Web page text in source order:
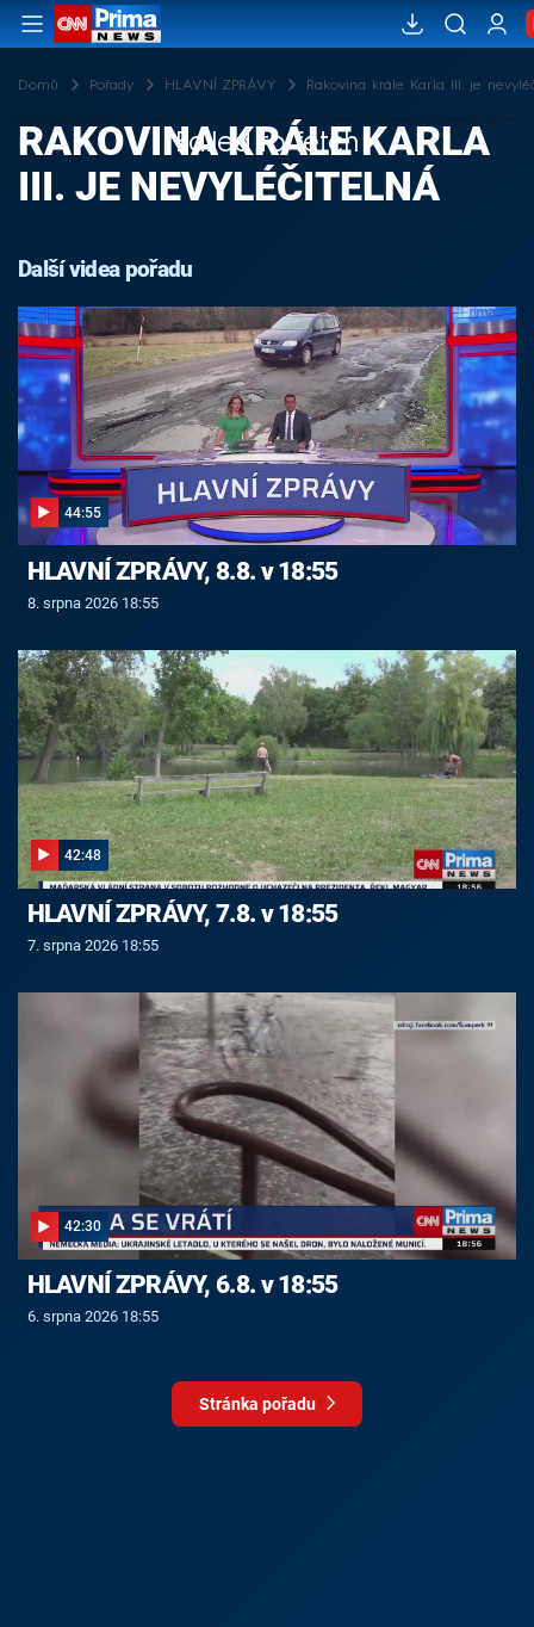
Domů Pořady HLAVNÍ ZPRÁVY Rakovina krále Karla III. je
Failed to fetch
RAKOVINA KRÁLE KARLA
III. JE NEVYLÉČITELNÁ
Další videa pořadu
44:55
HLAVNÍ ZPRÁVY, 8.8. v 18:55
8. srpna 2026 18:55
42:48
HLAVNÍ ZPRÁVY, 7.8. v 18:55
7. srpna 2026 18:55
42:30
HLAVNÍ ZPRÁVY, 6.8. v 18:55
6. srpna 2026 18:55
Stránka pořadu